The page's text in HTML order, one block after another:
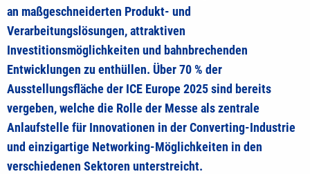
an maßgeschneiderten Produkt- und
Verarbeitungslösungen, attraktiven
Investitionsmöglichkeiten und bahnbrechenden
Entwicklungen zu enthüllen. Über 70 % der
Ausstellungsfläche der ICE Europe 2025 sind bereits
vergeben, welche die Rolle der Messe als zentrale
Anlaufstelle für Innovationen in der Converting-Industrie
und einzigartige Networking-Möglichkeiten in den
verschiedenen Sektoren unterstreicht.